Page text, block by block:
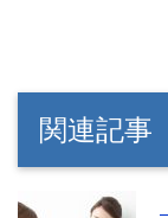
関連記事